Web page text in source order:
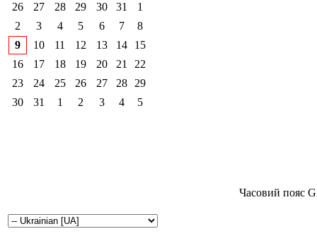
26
27 28 29 30 31
1
2
3 4 5 6 7
8
9
10 11 12 13 14
15
16
17 18 19 20 21
22
23
24 25 26 27 28
29
30
31 1 2 3 4 5
Часовий пояс